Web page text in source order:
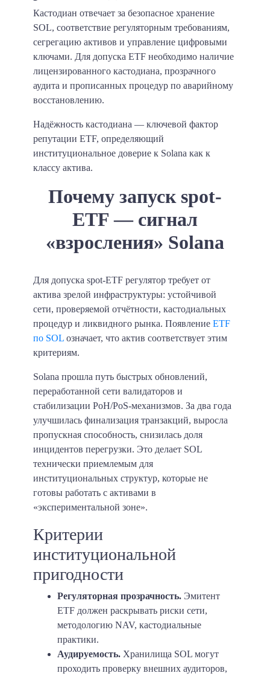
Кастодиан отвечает за безопасное хранение
SOL, соответствие регуляторным требованиям,
сегрегацию активов и управление цифровыми
ключами. Для допуска ETF необходимо наличие
лицензированного кастодиана, прозрачного
аудита и прописанных процедур по аварийному
восстановлению.
Надёжность кастодиана — ключевой фактор
репутации ETF, определяющий
институциональное доверие к Solana как к
классу актива.
Почему запуск spot-
ETF — сигнал
«взросления» Solana
Для допуска spot-ETF регулятор требует от
актива зрелой инфраструктуры: устойчивой
сети, проверяемой отчётности, кастодиальных
процедур и ликвидного рынка. Появление ETF
по SOL означает, что актив соответствует этим
критериям.
Solana прошла путь быстрых обновлений,
переработанной сети валидаторов и
стабилизации PoH/PoS-механизмов. За два года
улучшилась финализация транзакций, выросла
пропускная способность, снизилась доля
инцидентов перегрузки. Это делает SOL
технически приемлемым для
институциональных структур, которые не
готовы работать с активами в
«экспериментальной зоне».
Критерии
институциональной
пригодности
Регуляторная прозрачность. Эмитент
ETF должен раскрывать риски сети,
методологию NAV, кастодиальные
практики.
Аудируемость. Хранилища SOL могут
проходить проверку внешних аудиторов,